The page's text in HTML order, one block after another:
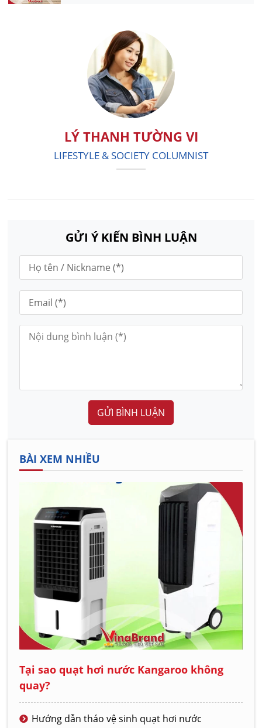
LÝ THANH TƯỜNG VI
LIFESTYLE & SOCIETY COLUMNIST
GỬI Ý KIẾN BÌNH LUẬN
GỬI BÌNH LUẬN
BÀI XEM NHIỀU
Tại sao quạt hơi nước Kangaroo không
quay?
Hướng dẫn tháo vệ sinh quạt hơi nước